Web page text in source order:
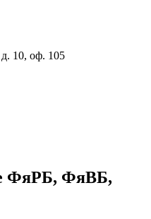
10, оф. 105
ФяРБ, ФяВБ,